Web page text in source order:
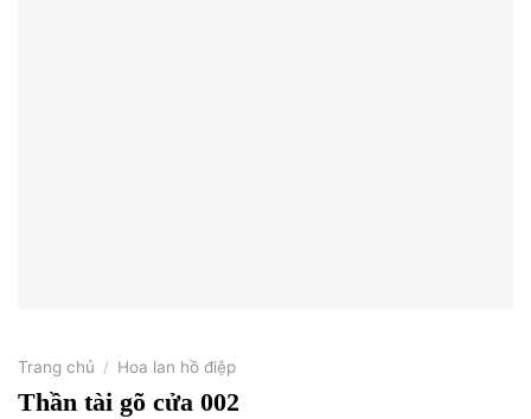
Trang chủ / Hoa lan hồ điệp
Thần tài gõ cửa 002